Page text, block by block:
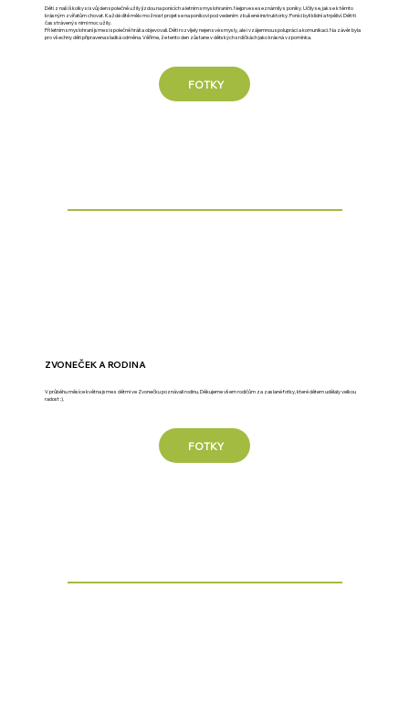
Děti z naší školky si svůj den společně užily jízdou na ponících a letním smyslohraním. Nejprve se seznámily s poníky. Učily se, jak se k těmto
krásným zvířatům chovat. Každé dítě mělo možnost projet se na poníkovi pod vedením zkušené instruktorky. Poníci byli klidní a trpěliví. Děti ti
čas strávený s nimi moc užily.
Při letním smyslohraní jsme si společně hráli a objevovali. Děti rozvíjely nejen své smysly, ale i vzájemnou spolupráci a komunikaci. Na závěr byla
pro všechny děti připravena sladká odměna. Věříme, že tento den zůstane v dětských srdíčkách jako krásná vzpomínka.
FOTKY
ZVONEČEK A RODINA
V průběhu měsíce května jsme s dětmi ve Zvonečku poznávali rodinu. Děkujeme všem rodičům za zaslané fotky, které dětem udělaly velkou
radost :).
FOTKY